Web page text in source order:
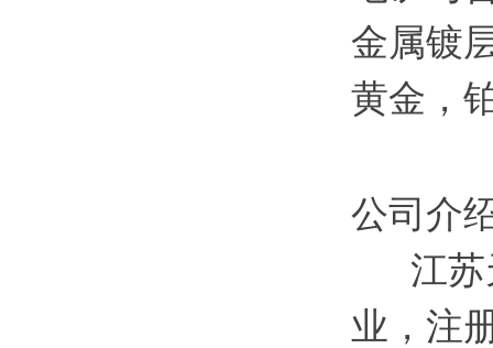
金属镀
黄金，
公司介
江苏
业，注